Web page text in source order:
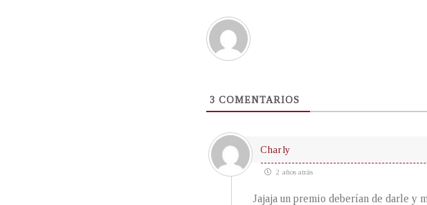
3 COMENTARIOS
Charly
2 años atrás
Jajaja un premio deberían de darle